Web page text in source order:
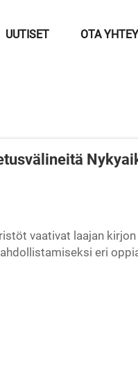
UUTISET OTA
vaativat laajan
eri
kouluissa...